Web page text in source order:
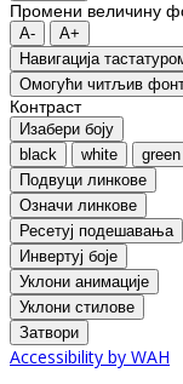
Промени величину
A-
A+
Навигација
Oмогући читљив
Контраст
Изабери боју
black
white green
Подвуци линкове
Означи линкове
Ресетуј подешавања
Инвертуј боје
Уклони анимације
Уклони стилове
Затвори
Accessibility by WAH